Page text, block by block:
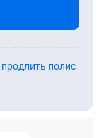
продлить полис